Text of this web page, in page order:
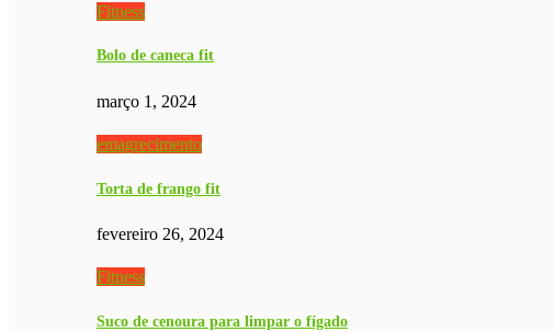
Fitness
Bolo de caneca fit
março 1, 2024
emagrecimento
Torta de frango fit
fevereiro 26, 2024
Fitness
Suco de cenoura para limpar o fígado